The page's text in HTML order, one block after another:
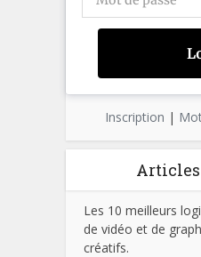
Inscription |
Les 10 meilleurs
de vidéo et de
créatifs.